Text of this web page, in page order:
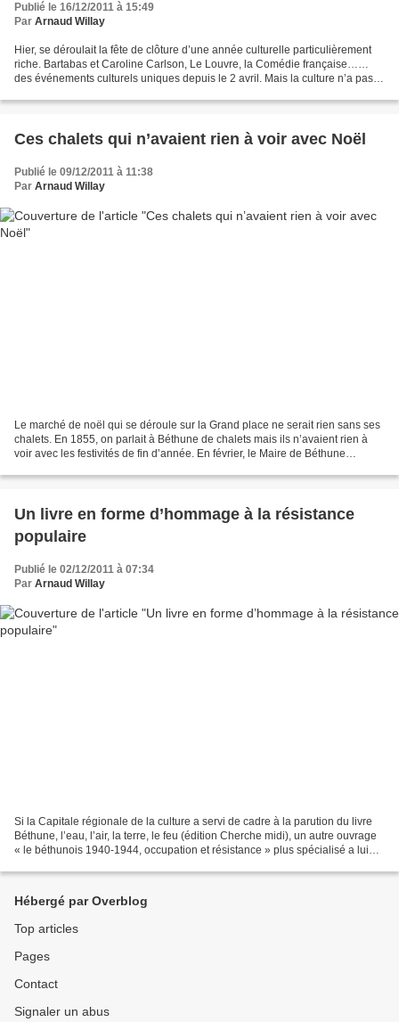
Publié le 16/12/2011 à 15:49
Par Arnaud Willay
Hier, se déroulait la fête de clôture d’une année culturelle particulièrement
riche. Bartabas et Caroline Carlson, Le Louvre, la Comédie française……
des événements culturels uniques depuis le 2 avril. Mais la culture n’a pas
Ces chalets qui n’avaient rien à voir avec Noël
Publié le 09/12/2011 à 11:38
Par Arnaud Willay
Le marché de noël qui se déroule sur la Grand place ne serait rien sans ses
chalets. En 1855, on parlait à Béthune de chalets mais ils n’avaient rien à
voir avec les festivités de fin d’année. En février, le Maire de Béthune
Un livre en forme d’hommage à la résistance
populaire
Publié le 02/12/2011 à 07:34
Par Arnaud Willay
Si la Capitale régionale de la culture a servi de cadre à la parution du livre
Béthune, l’eau, l’air, la terre, le feu (édition Cherche midi), un autre ouvrage
« le béthunois 1940-1944, occupation et résistance » plus spécialisé a lui
Hébergé par Overblog
Top articles
Pages
Contact
Signaler un abus